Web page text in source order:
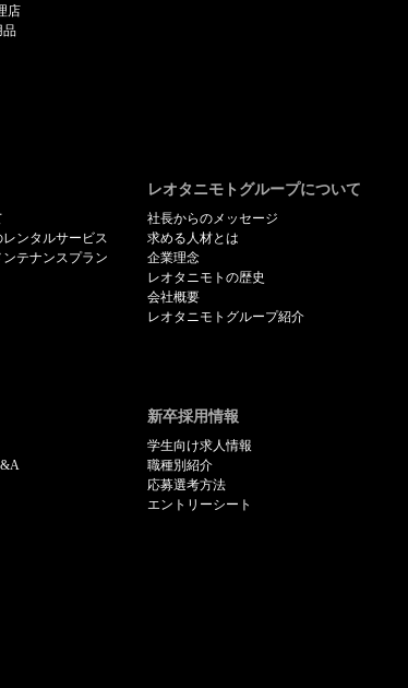
店
品
ンタルサービス
テナンスプラン
レオタニモトグループについて
社長からのメッセージ
求める人材とは
企業理念
レオタニモトの歴史
会社概要
レオタニモトグループ紹介
新卒採用情報
学生向け求人情報
職種別紹介
応募選考方法
エントリーシート